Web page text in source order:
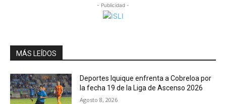
- Publicidad -
MÁS LEÍDOS
Deportes Iquique enfrenta a Cobreloa por
la fecha 19 de la Liga de Ascenso 2026
Agosto 8, 2026